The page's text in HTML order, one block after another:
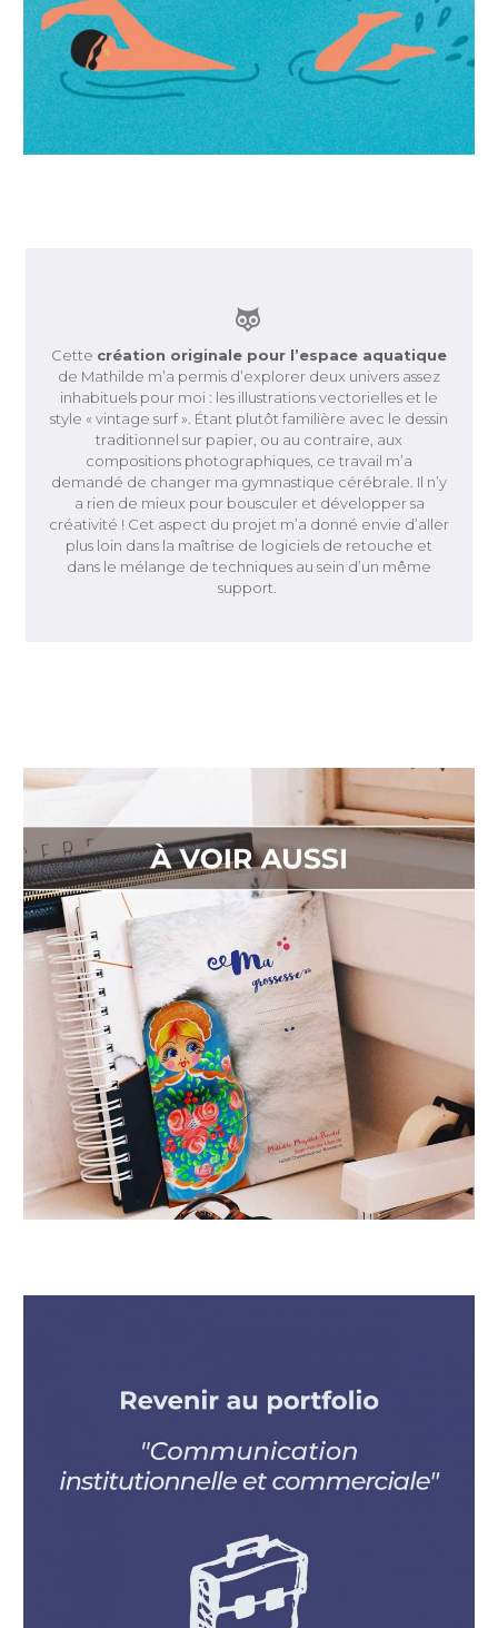


Cette création originale pour l’espace aquatique
de Mathilde m’a permis d’explorer deux univers assez
inhabituels pour moi : les illustrations vectorielles et le
style « vintage surf ». Étant plutôt familière avec le dessin
traditionnel sur papier, ou au contraire, aux
compositions photographiques, ce travail m’a
demandé de changer ma gymnastique cérébrale. Il n’y
a rien de mieux pour bousculer et développer sa
créativité ! Cet aspect du projet m’a donné envie d’aller
plus loin dans la maîtrise de logiciels de retouche et
dans le mélange de techniques au sein d’un même
support.